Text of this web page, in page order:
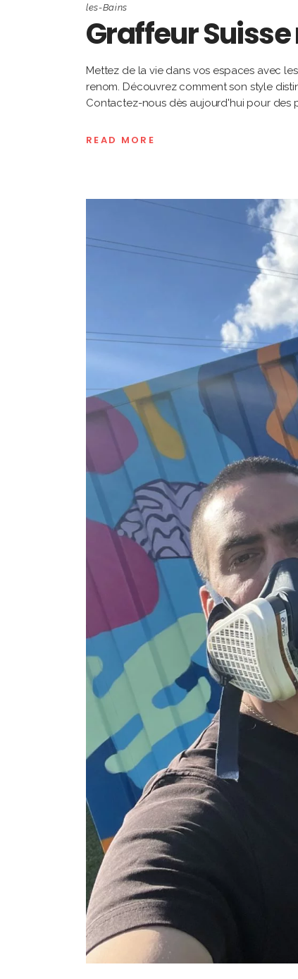
les-Bains
Graffeur
Mettez de la vie dans vos espaces avec
renom. Découvrez comment son style
Contactez-nous dès aujourd'hui pour des
READ MORE